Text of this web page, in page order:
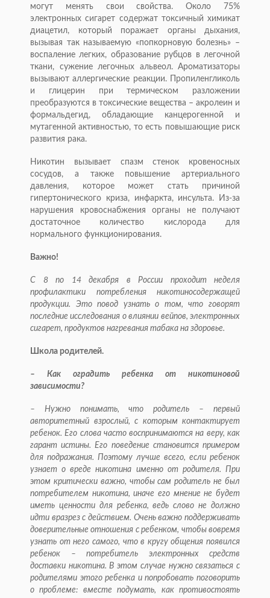
могут менять свои свойства. Около 75%
электронных сигарет содержат токсичный химикат
диацетил, который поражает органы дыхания,
вызывая так называемую «попкорновую болезнь» –
воспаление легких, образование рубцов в легочной
ткани, сужение легочных альвеол. Ароматизаторы
вызывают аллергические реакции. Пропиленгликоль
и глицерин при термическом разложении
преобразуются в токсические вещества – акролеин и
формальдегид, обладающие канцерогенной и
мутагенной активностью, то есть повышающие риск
развития рака.
Никотин вызывает спазм стенок кровеносных
сосудов, а также повышение артериального
давления, которое может стать причиной
гипертонического криза, инфаркта, инсульта. Из-за
нарушения кровоснабжения органы не получают
достаточное количество кислорода для
нормального функционирования.
Важно!
С 8 по 14 декабря в России проходит неделя
профилактики потребления никотиносодержащей
продукции. Это повод узнать о том, что говорят
последние исследования о влиянии вейпов, электронных
сигарет, продуктов нагревания табака на здоровье.
Школа родителей.
– Как оградить ребенка от никотиновой
зависимости?
– Нужно понимать, что родитель – первый
авторитетный взрослый, с которым контактирует
ребенок. Его слова часто воспринимаются на веру, как
гарант истины. Его поведение становится примером
для подражания. Поэтому лучше всего, если ребенок
узнает о вреде никотина именно от родителя. При
этом критически важно, чтобы сам родитель не был
потребителем никотина, иначе его мнение не будет
иметь ценности для ребенка, ведь слово не должно
идти вразрез с действием. Очень важно поддерживать
доверительные отношения с ребенком, чтобы вовремя
узнать от него самого, что в кругу общения появился
ребенок – потребитель электронных средств
доставки никотина. В этом случае нужно связаться с
родителями этого ребенка и попробовать поговорить
о проблеме: вместе подумать, как противостоять